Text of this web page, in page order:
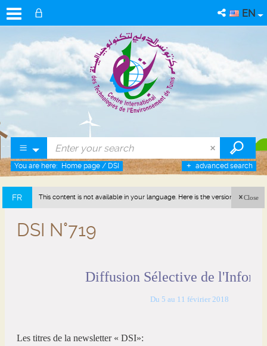
EN
advanced search
You are here: Home page / DSI
FR This content is not available in your language. Here is the version in french
Close
DSI N°719